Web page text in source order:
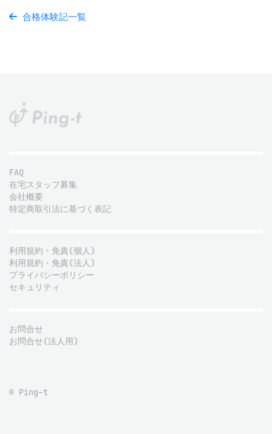
合格体験記一覧
FAQ
在宅スタッフ募集
会社概要
特定商取引法に基づく表記
利用規約・免責(個人)
利用規約・免責(法人)
プライバシーポリシー
セキュリティ
お問合せ
お問合せ(法人用)
© Ping-t